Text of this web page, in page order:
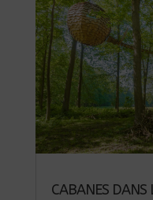
CABANES DANS